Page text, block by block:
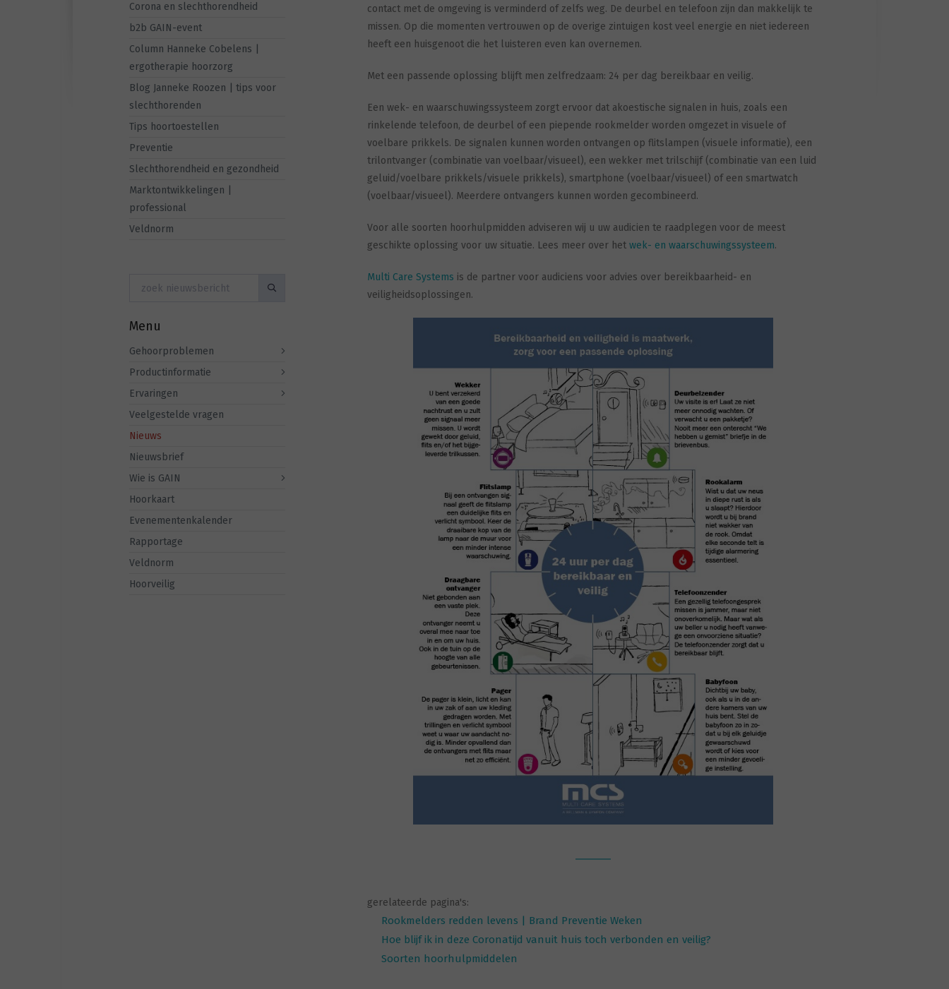
Corona en slechthorendheid
b2b GAIN-event
Column Hanneke Cobelens |
ergotherapie hoorzorg
Blog Janneke Roozen | tips voor
slechthorenden
Tips hoortoestellen
Preventie
Slechthorendheid en gezondheid
Marktontwikkelingen |
professional
Veldnorm
Menu
Gehoorproblemen
Productinformatie
Ervaringen
Veelgestelde vragen
Nieuws
Nieuwsbrief
Wie is GAIN
Hoorkaart
Evenementenkalender
Rapportage
Veldnorm
Hoorveilig
contact met de omgeving is verminderd of zelfs weg. De deurbel en telefoon zijn dan makkelijk te
missen. Op die momenten vertrouwen op de overige zintuigen kost veel energie en niet iedereen
heeft een huisgenoot die het luisteren even kan overnemen.
Met een passende oplossing blijft men zelfredzaam: 24 per dag bereikbaar en veilig.
Een wek- en waarschuwingssysteem zorgt ervoor dat akoestische signalen in huis, zoals een
rinkelende telefoon, de deurbel of een piepende rookmelder worden omgezet in visuele of
voelbare prikkels. De signalen kunnen worden ontvangen op flitslampen (visuele informatie), een
trilontvanger (combinatie van voelbaar/visueel), een wekker met trilschijf (combinatie van een luid
geluid/voelbare prikkels/visuele prikkels), smartphone (voelbaar/visueel) of een smartwatch
(voelbaar/visueel). Meerdere ontvangers kunnen worden gecombineerd.
Voor alle soorten hoorhulpmidden adviseren wij u uw audicien te raadplegen voor de meest
geschikte oplossing voor uw situatie. Lees meer over het wek- en waarschuwingssysteem.
Multi Care Systems is de partner voor audiciens voor advies over bereikbaarheid- en
veiligheidsoplossingen.
gerelateerde pagina's:
Rookmelders redden levens | Brand Preventie Weken
Hoe blijf ik in deze Coronatijd vanuit huis toch verbonden en veilig?
Soorten hoorhulpmiddelen